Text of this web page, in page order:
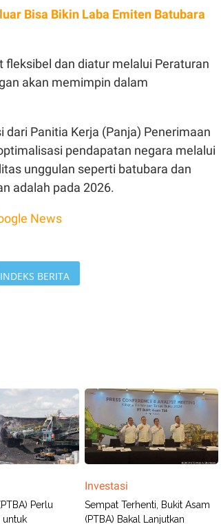
Bisa Bikin Laba Emiten Batubara
fleksibel dan diatur melalui Peraturan
akan memimpin dalam
Panitia Kerja (Panja) Penerimaan
pendapatan negara melalui
unggulan seperti batubara dan
adalah pada 2026.
News
INDEKS BERITA
Perlu
untuk
Investasi
Sempat Terhenti, Bukit Asam
(PTBA) Bakal Lanjutkan